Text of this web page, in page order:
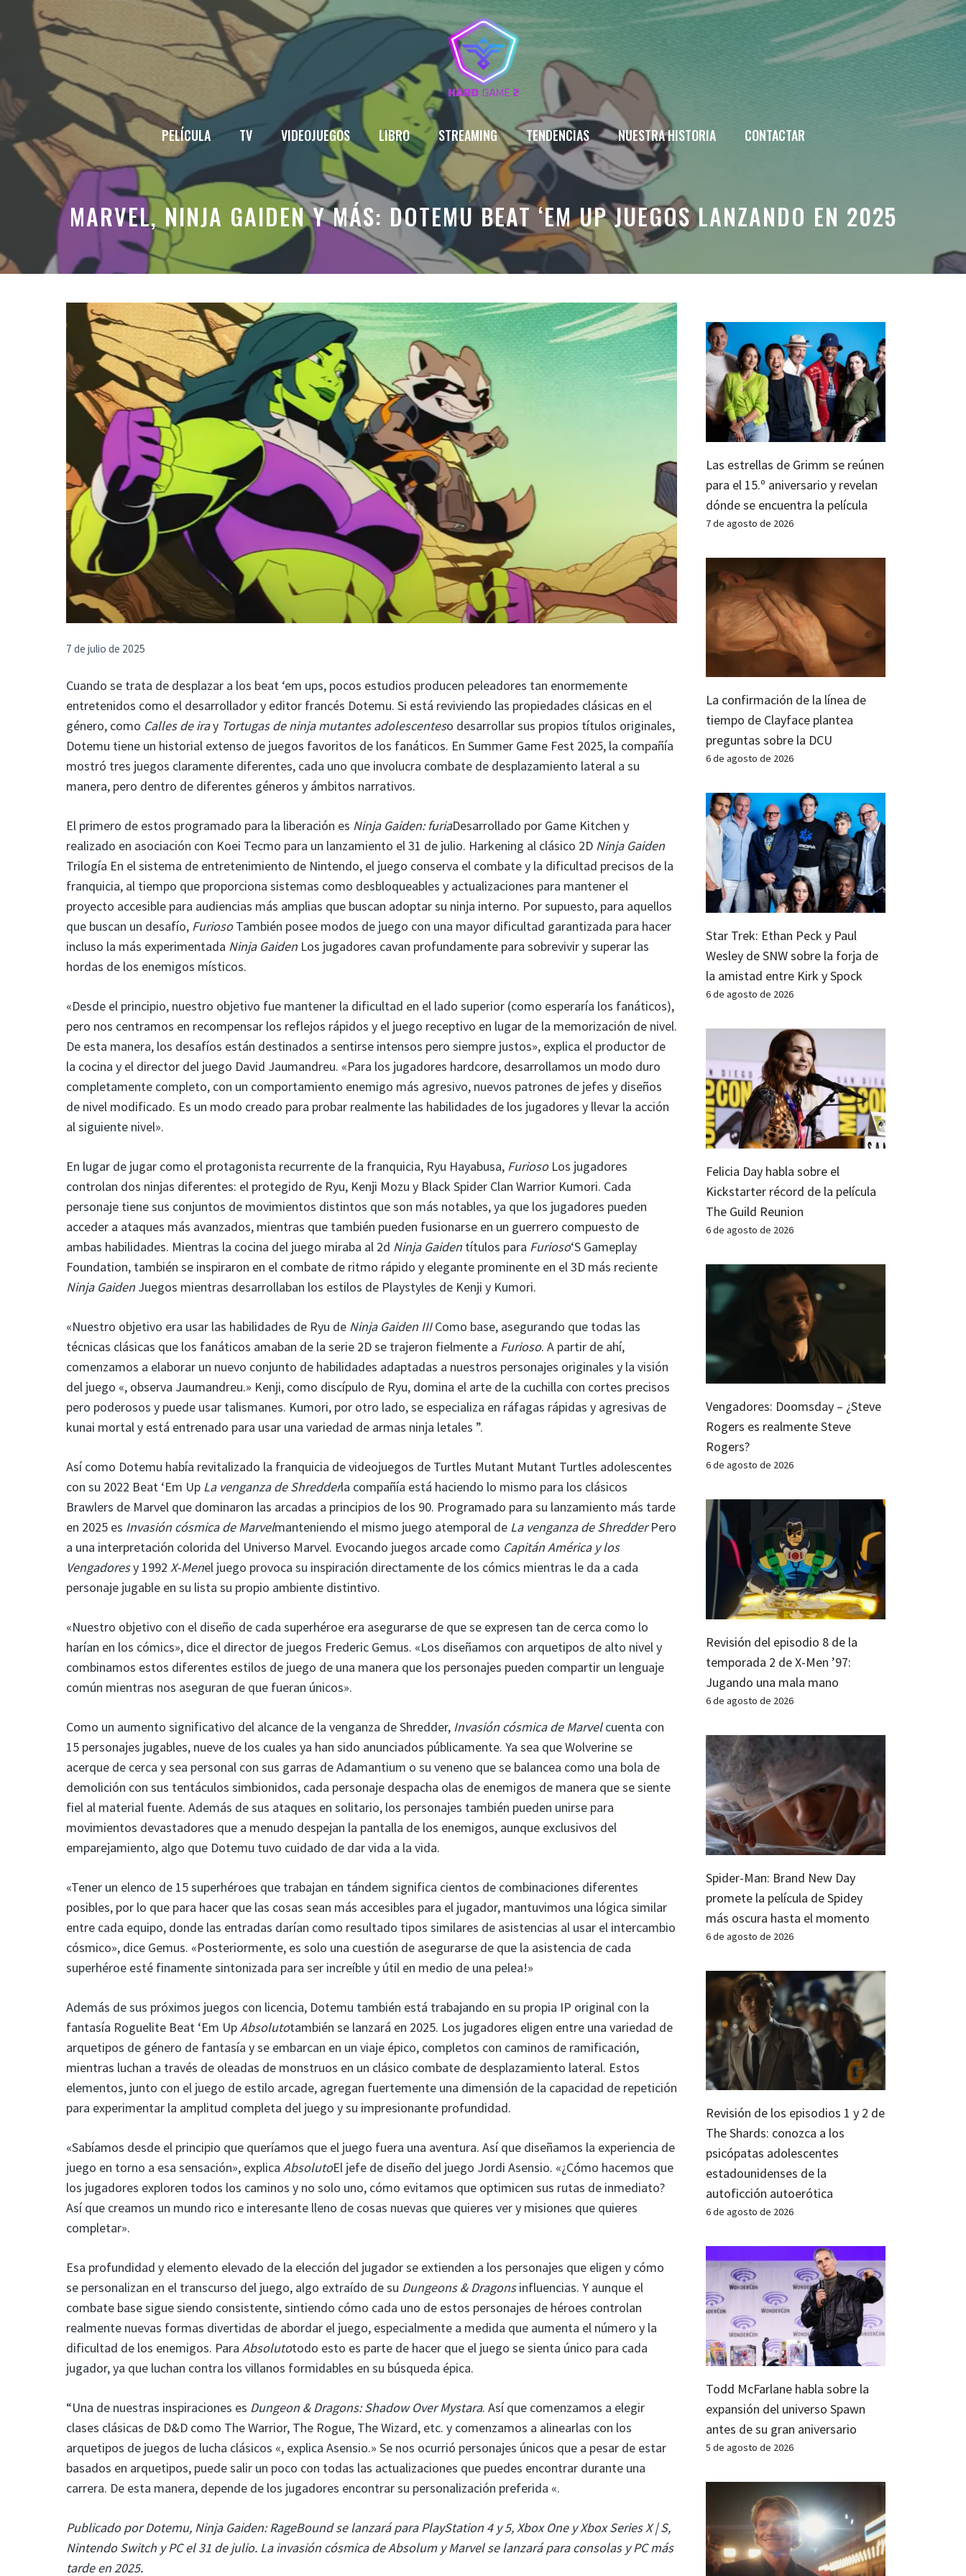
contenido
PELÍCULA TV VIDEOJUEGOS LIBRO STREAMING TENDENCIAS NUESTRA HISTORIA CONTACTAR
MARVEL, NINJA GAIDEN Y MÁS: DOTEMU BEAT ‘EM UP JUEGOS LANZANDO EN 2025
7 de julio de 2025
Cuando se trata de desplazar a los beat ‘em ups, pocos estudios producen peleadores tan enormemente
entretenidos como el desarrollador y editor francés Dotemu. Si está reviviendo las propiedades clásicas en el
género, como Calles de iray Tortugas de ninja mutantes adolescenteso desarrollar sus propios títulos originales,
Dotemu tiene un historial extenso de juegos favoritos de los fanáticos. En Summer Game Fest 2025, la compañía
mostró tres juegos claramente diferentes, cada uno que involucra combate de desplazamiento lateral a su
manera, pero dentro de diferentes géneros y ámbitos narrativos.
El primero de estos programado para la liberación es Ninja Gaiden: furiaDesarrollado por Game Kitchen y
realizado en asociación con Koei Tecmo para un lanzamiento el 31 de julio. Harkening al clásico 2D Ninja Gaiden
Trilogía En el sistema de entretenimiento de Nintendo, el juego conserva el combate y la dificultad precisos de la
franquicia, al tiempo que proporciona sistemas como desbloqueables y actualizaciones para mantener el
proyecto accesible para audiencias más amplias que buscan adoptar su ninja interno. Por supuesto, para aquellos
que buscan un desafío, FuriosoTambién posee modos de juego con una mayor dificultad garantizada para hacer
incluso la más experimentada Ninja Gaiden Los jugadores cavan profundamente para sobrevivir y superar las
hordas de los enemigos místicos.
«Desde el principio, nuestro objetivo fue mantener la dificultad en el lado superior (como esperaría los fanáticos),
pero nos centramos en recompensar los reflejos rápidos y el juego receptivo en lugar de la memorización de nivel.
De esta manera, los desafíos están destinados a sentirse intensos pero siempre justos», explica el productor de
la cocina y el director del juego David Jaumandreu. «Para los jugadores hardcore, desarrollamos un modo duro
completamente completo, con un comportamiento enemigo más agresivo, nuevos patrones de jefes y diseños
de nivel modificado. Es un modo creado para probar realmente las habilidades de los jugadores y llevar la acción
al siguiente nivel».
En lugar de jugar como el protagonista recurrente de la franquicia, Ryu Hayabusa, FuriosoLos jugadores
controlan dos ninjas diferentes: el protegido de Ryu, Kenji Mozu y Black Spider Clan Warrior Kumori. Cada
personaje tiene sus conjuntos de movimientos distintos que son más notables, ya que los jugadores pueden
acceder a ataques más avanzados, mientras que también pueden fusionarse en un guerrero compuesto de
ambas habilidades. Mientras la cocina del juego miraba al 2d Ninja Gaiden títulos para Furioso‘S Gameplay
Foundation, también se inspiraron en el combate de ritmo rápido y elegante prominente en el 3D más reciente
Ninja Gaiden Juegos mientras desarrollaban los estilos de Playstyles de Kenji y Kumori.
«Nuestro objetivo era usar las habilidades de Ryu de Ninja Gaiden IIIComo base, asegurando que todas las
técnicas clásicas que los fanáticos amaban de la serie 2D se trajeron fielmente a Furioso. A partir de ahí,
comenzamos a elaborar un nuevo conjunto de habilidades adaptadas a nuestros personajes originales y la visión
del juego «, observa Jaumandreu.» Kenji, como discípulo de Ryu, domina el arte de la cuchilla con cortes precisos
pero poderosos y puede usar talismanes. Kumori, por otro lado, se especializa en ráfagas rápidas y agresivas de
kunai mortal y está entrenado para usar una variedad de armas ninja letales ”.
Así como Dotemu había revitalizado la franquicia de videojuegos de Turtles Mutant Mutant Turtles adolescentes
con su 2022 Beat ‘Em Up La venganza de Shredderla compañía está haciendo lo mismo para los clásicos
Brawlers de Marvel que dominaron las arcadas a principios de los 90. Programado para su lanzamiento más tarde
en 2025 es Invasión cósmica de Marvelmanteniendo el mismo juego atemporal de La venganza de ShredderPero
a una interpretación colorida del Universo Marvel. Evocando juegos arcade como Capitán América y los
Vengadoresy 1992 X-Menel juego provoca su inspiración directamente de los cómics mientras le da a cada
personaje jugable en su lista su propio ambiente distintivo.
«Nuestro objetivo con el diseño de cada superhéroe era asegurarse de que se expresen tan de cerca como lo
harían en los cómics», dice el director de juegos Frederic Gemus. «Los diseñamos con arquetipos de alto nivel y
combinamos estos diferentes estilos de juego de una manera que los personajes pueden compartir un lenguaje
común mientras nos aseguran de que fueran únicos».
Como un aumento significativo del alcance de la venganza de Shredder, Invasión cósmica de Marvelcuenta con
15 personajes jugables, nueve de los cuales ya han sido anunciados públicamente. Ya sea que Wolverine se
acerque de cerca y sea personal con sus garras de Adamantium o su veneno que se balancea como una bola de
demolición con sus tentáculos simbionidos, cada personaje despacha olas de enemigos de manera que se siente
fiel al material fuente. Además de sus ataques en solitario, los personajes también pueden unirse para
movimientos devastadores que a menudo despejan la pantalla de los enemigos, aunque exclusivos del
emparejamiento, algo que Dotemu tuvo cuidado de dar vida a la vida.
«Tener un elenco de 15 superhéroes que trabajan en tándem significa cientos de combinaciones diferentes
posibles, por lo que para hacer que las cosas sean más accesibles para el jugador, mantuvimos una lógica similar
entre cada equipo, donde las entradas darían como resultado tipos similares de asistencias al usar el intercambio
cósmico», dice Gemus. «Posteriormente, es solo una cuestión de asegurarse de que la asistencia de cada
superhéroe esté finamente sintonizada para ser increíble y útil en medio de una pelea!»
Además de sus próximos juegos con licencia, Dotemu también está trabajando en su propia IP original con la
fantasía Roguelite Beat ‘Em UpAbsolutotambién se lanzará en 2025. Los jugadores eligen entre una variedad de
arquetipos de género de fantasía y se embarcan en un viaje épico, completos con caminos de ramificación,
mientras luchan a través de oleadas de monstruos en un clásico combate de desplazamiento lateral. Estos
elementos, junto con el juego de estilo arcade, agregan fuertemente una dimensión de la capacidad de repetición
para experimentar la amplitud completa del juego y su impresionante profundidad.
«Sabíamos desde el principio que queríamos que el juego fuera una aventura. Así que diseñamos la experiencia de
juego en torno a esa sensación», explica AbsolutoEl jefe de diseño del juego Jordi Asensio. «¿Cómo hacemos que
los jugadores exploren todos los caminos y no solo uno, cómo evitamos que optimicen sus rutas de inmediato?
Así que creamos un mundo rico e interesante lleno de cosas nuevas que quieres ver y misiones que quieres
completar».
Esa profundidad y elemento elevado de la elección del jugador se extienden a los personajes que eligen y cómo
se personalizan en el transcurso del juego, algo extraído de su Dungeons & Dragonsinfluencias. Y aunque el
combate base sigue siendo consistente, sintiendo cómo cada uno de estos personajes de héroes controlan
realmente nuevas formas divertidas de abordar el juego, especialmente a medida que aumenta el número y la
dificultad de los enemigos. Para Absolutotodo esto es parte de hacer que el juego se sienta único para cada
jugador, ya que luchan contra los villanos formidables en su búsqueda épica.
“Una de nuestras inspiraciones es Dungeon & Dragons: Shadow Over Mystara. Así que comenzamos a elegir
clases clásicas de D&D como The Warrior, The Rogue, The Wizard, etc. y comenzamos a alinearlas con los
arquetipos de juegos de lucha clásicos «, explica Asensio.» Se nos ocurrió personajes únicos que a pesar de estar
basados ​​en arquetipos, puede salir un poco con todas las actualizaciones que puedes encontrar durante una
carrera. De esta manera, depende de los jugadores encontrar su personalización preferida «.
Publicado por Dotemu, Ninja Gaiden: RageBound se lanzará para PlayStation 4 y 5, Xbox One y Xbox Series X | S,
Nintendo Switch y PC el 31 de julio. La invasión cósmica de Absolum y Marvel se lanzará para consolas y PC más
tarde en 2025.
Las estrellas de Grimm se reúnen
para el 15.º aniversario y revelan
dónde se encuentra la película
7 de agosto de 2026
La confirmación de la línea de
tiempo de Clayface plantea
preguntas sobre la DCU
6 de agosto de 2026
Star Trek: Ethan Peck y Paul
Wesley de SNW sobre la forja de
la amistad entre Kirk y Spock
6 de agosto de 2026
Felicia Day habla sobre el
Kickstarter récord de la película
The Guild Reunion
6 de agosto de 2026
Vengadores: Doomsday – ¿Steve
Rogers es realmente Steve
Rogers?
6 de agosto de 2026
Revisión del episodio 8 de la
temporada 2 de X-Men ’97:
Jugando una mala mano
6 de agosto de 2026
Spider-Man: Brand New Day
promete la película de Spidey
más oscura hasta el momento
6 de agosto de 2026
Revisión de los episodios 1 y 2 de
The Shards: conozca a los
psicópatas adolescentes
estadounidenses de la
autoficción autoerótica
6 de agosto de 2026
Todd McFarlane habla sobre la
expansión del universo Spawn
antes de su gran aniversario
5 de agosto de 2026